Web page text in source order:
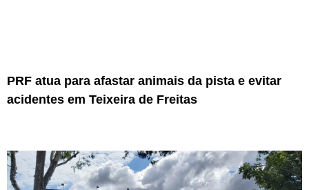
PRF atua para afastar animais da pista e evitar
acidentes em Teixeira de Freitas